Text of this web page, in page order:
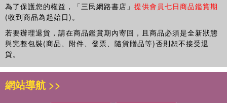
為了保護您的權益，「三民網路書店」 提供會員七日商品鑑賞期
(收到商品為起始日)。
若要辦理退貨，請在商品鑑賞期內寄回，且商品必須是全新狀態
與完整包裝(商品、附件、發票、隨貨贈品等)否則恕不接受退
貨。
網站導航 >>